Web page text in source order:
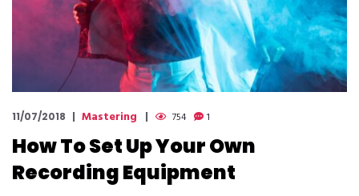
11/07/2018 Mastering 754 1
How To Set Up Your Own
Recording Equipment